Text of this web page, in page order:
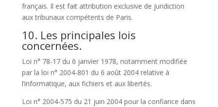
français. Il est fait attribution exclusive de juridiction
aux tribunaux compétents de Paris.
10. Les principales lois
concernées.
Loi n° 78-17 du 6 janvier 1978, notamment modifiée
par la loi n° 2004-801 du 6 août 2004 relative à
l’informatique, aux fichiers et aux libertés.
Loi n° 2004-575 du 21 juin 2004 pour la confiance dans